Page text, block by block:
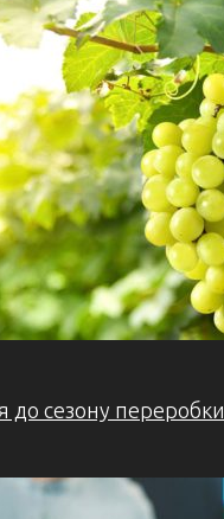
до сезону переробки